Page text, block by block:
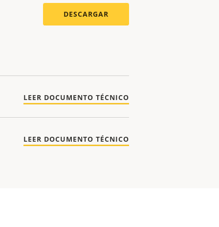
DESCARGAR
LEER DOCUMENTO TÉCNICO
LEER DOCUMENTO TÉCNICO